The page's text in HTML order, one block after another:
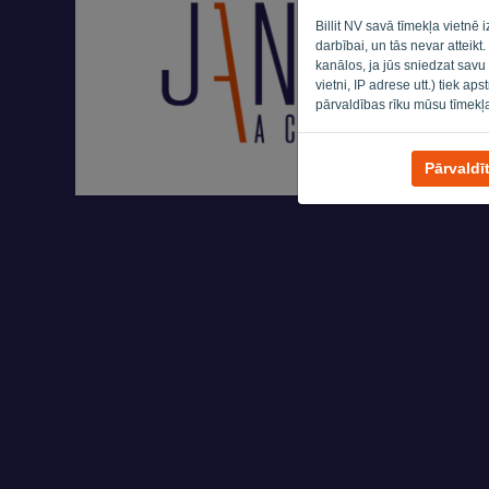
Billit NV savā tīmekļa vietnē
darbībai, un tās nevar
kanālos, ja jūs sniedzat
vietni, IP adrese utt.) tiek
pārvaldības rīku mūsu